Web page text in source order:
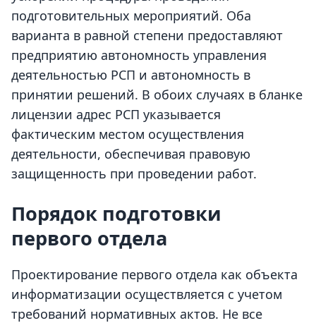
подготовительных мероприятий. Оба
варианта в равной степени предоставляют
предприятию автономность управления
деятельностью РСП и автономность в
принятии решений. В обоих случаях в бланке
лицензии адрес РСП указывается
фактическим местом осуществления
деятельности, обеспечивая правовую
защищенность при проведении работ.
Порядок подготовки
первого отдела
Проектирование первого отдела как объекта
информатизации осуществляется с учетом
требований нормативных актов. Не все